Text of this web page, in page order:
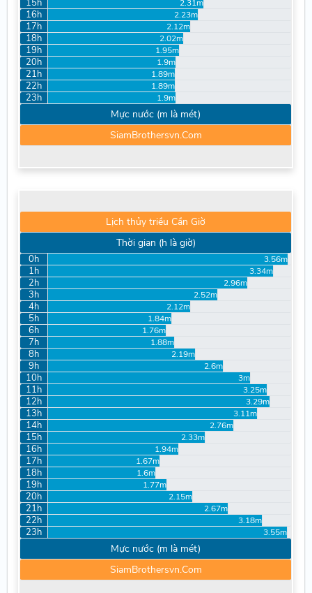
15h 2.31m
16h 2.23m
17h 2.12m
18h 2.02m
19h 1.95m
20h 1.9m
21h 1.89m
22h 1.89m
23h 1.9m
Mực nước (m là mét)
SiamBrothersvn.Com
Lịch thủy triều Cần Giờ
Thời gian (h là giờ)
0h 3.56m
1h 3.34m
2h 2.96m
3h 2.52m
4h 2.12m
5h 1.84m
6h 1.76m
7h 1.88m
8h 2.19m
9h 2.6m
10h 3m
11h 3.25m
12h 3.29m
13h 3.11m
14h 2.76m
15h 2.33m
16h 1.94m
17h 1.67m
18h 1.6m
19h 1.77m
20h 2.15m
21h 2.67m
22h 3.18m
23h 3.55m
Mực nước (m là mét)
SiamBrothersvn.Com